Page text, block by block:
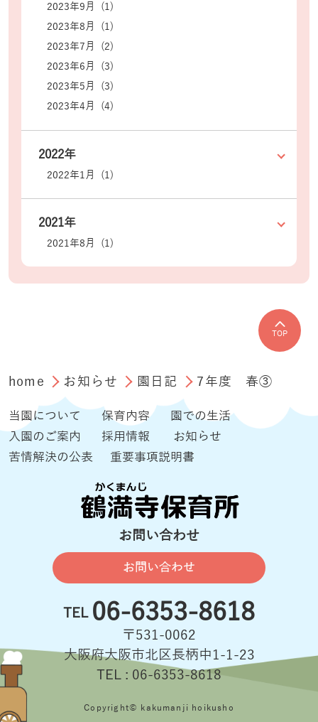
2023年9月 (1)
2023年8月 (1)
2023年7月 (2)
2023年6月 (3)
2023年5月 (3)
2023年4月 (4)
2022年
2022年1月 (1)
2021年
2021年8月 (1)
TOP
home お知らせ 園日記 7年度 春③
当園について 保育内容
園での生活
入園のご案内
採用情報
お知らせ
苦情解決の公表
重要事項説明書
お問い合わせ
お問い合わせ
TEL 06-6353-8618
〒531-0062
大阪府大阪市北区長柄中1-1-23
TEL : 06-6353-8618
Copyright© kakumanji hoikusho